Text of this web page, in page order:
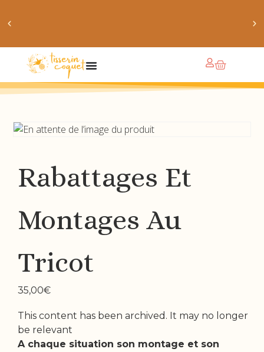
obtiens 20% de réduction sur ton prochain achat de
Rabattages Et
Montages Au
Tricot
35,00€
This content has been archived. It may no longer
be relevant
A chaque situation son montage et son